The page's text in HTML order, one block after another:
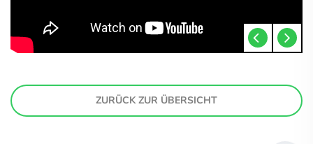
ZURÜCK ZUR ÜBERSICHT